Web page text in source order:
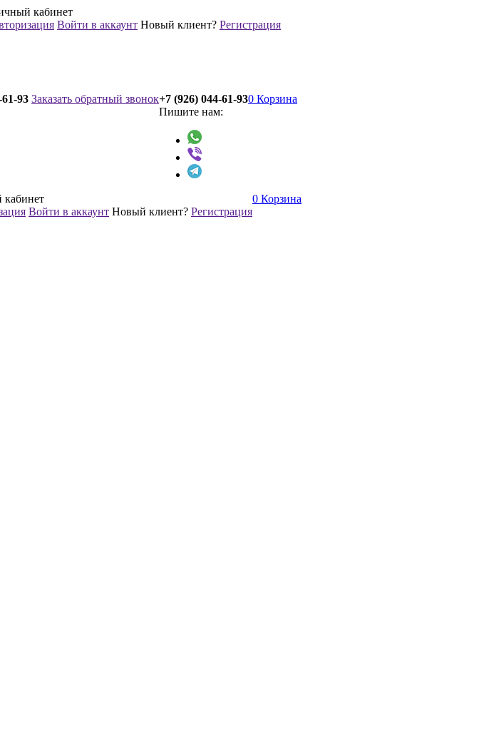
кабинет
Войти в аккаунт Новый клиент? Регистрация
93 Заказать обратный звонок+7 (926) 044-61-93
Пишите нам:
0 Корзина
Войти в аккаунт Новый клиент? Регистрация
0 Корзина